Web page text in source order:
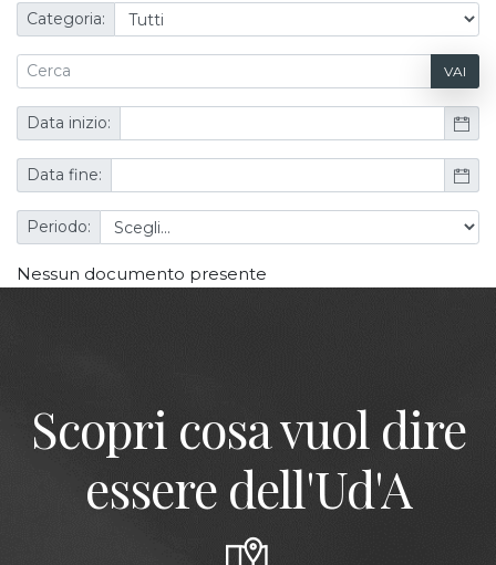
Categoria:
VAI
Data inizio:
Data fine:
Periodo:
Nessun documento presente
Scopri cosa vuol dire
essere dell'Ud'A